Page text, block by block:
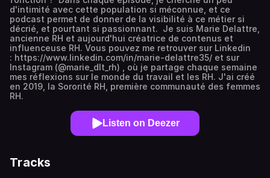
d'intimité avec cette population si méconnue, et ce
podcast permet de donner de la visibilité à ce métier si
décrié, et pourtant si passionnant. Je suis Marie Delattre,
ancienne RH et aujourd'hui créatrice de contenus et
influenceuse RH. Vous pouvez me retrouver sur Linkedin
: https://www.linkedin.com/in/marie-delattre35/ et sur
Instagram (@marie_dlt_rh) , où je partage chaque semaine
mes réflexions sur le monde du travail et les RH. J'ai créé
en 2019, la Sororité RH, première communauté des femmes
RH.
Listen on Deezer
Tracks